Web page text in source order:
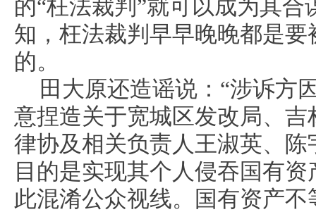
的“枉法裁判”就可以成为其
知，枉法裁判早早晚晚都是
的。
田大原还造谣说：“涉诉方
意捏造关于宽城区发改局、
律协及相关负责人王淑英、
目的是实现其个人侵吞国有
此混淆公众视线。国有资产